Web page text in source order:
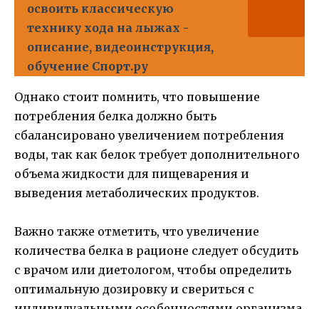
освоить классическую
технику хода на лыжах -
описание, видеоинструкция,
обучение Спорт.ру
Однако стоит помнить, что повышение
потребления белка должно быть
сбалансировано увеличением потребления
воды, так как белок требует дополнительного
объема жидкости для пищеварения и
выведения метаболических продуктов.
Важно также отметить, что увеличение
количества белка в рационе следует обсудить
с врачом или диетологом, чтобы определить
оптимальную дозировку и свериться с